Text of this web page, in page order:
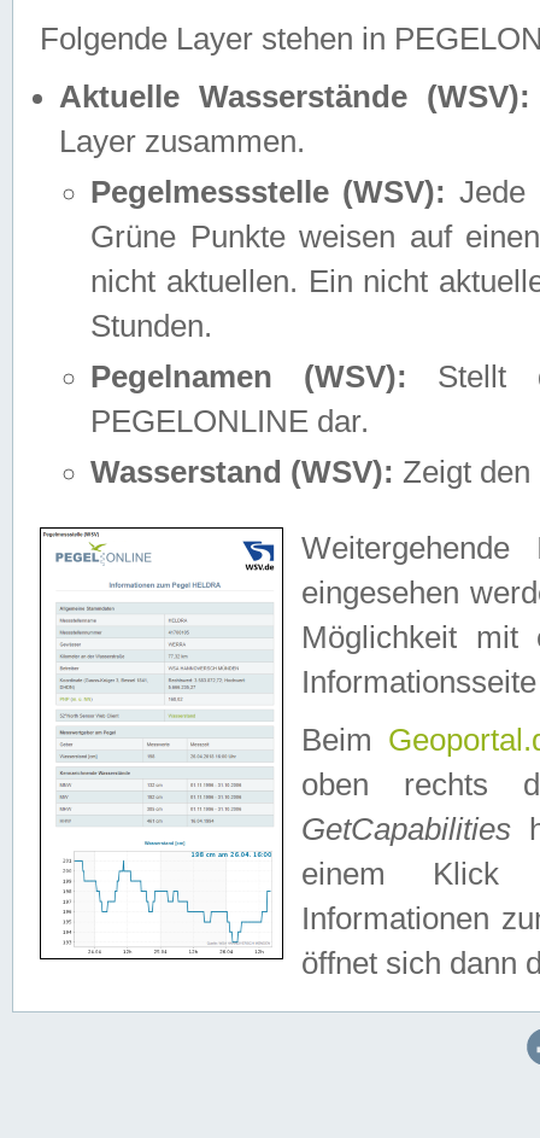
Folgende Layer stehen in
Aktuelle Wasserstände (WSV):
Layer zusammen.
Pegelmessstelle (WSV): Jede
Grüne Punkte weisen auf
nicht aktuellen. Ein nicht
Stunden.
Pegelnamen (WSV): Stellt
PEGELONLINE dar.
Wasserstand (WSV): Zeigt den
eingesehen
Möglichkeit mit
Beim
oben rechts
GetCapabilities
einem Klick
Informationen
öffnet sich dann